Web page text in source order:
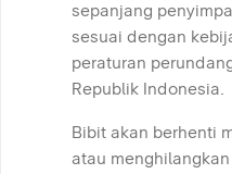
sepanjang
sesuai dengan
peraturan
Republik Indonesia.
Bibit akan berhenti
atau